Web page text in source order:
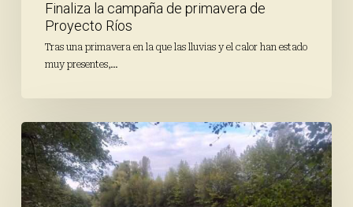
Finaliza la campaña de primavera de
Proyecto Ríos
Tras una primavera en la que las lluvias y el calor han estado
muy presentes,…
43
kilómetros
de
ríos
inspeccionados